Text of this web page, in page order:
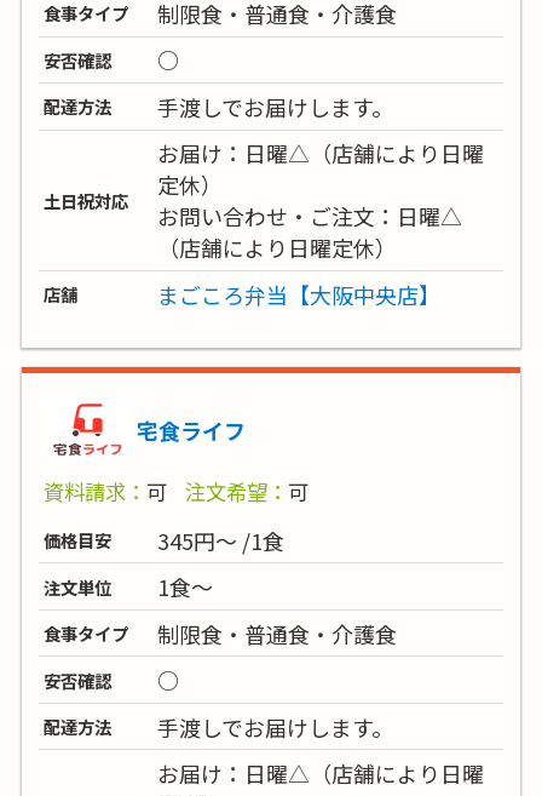
食事タイプ 制限食・普通食・介護食
安否確認 ○
配達方法 手渡しでお届けします。
土日祝対応
お届け：日曜△（店舗により日曜
定休）
お問い合わせ・ご注文：日曜△
（店舗により日曜定休）
店舗 まごころ弁当【大阪中央店】
宅食ライフ
資料請求： 可 注文希望： 可
価格目安 345円～ /1食
注文単位 1食～
食事タイプ 制限食・普通食・介護食
安否確認 ○
配達方法 手渡しでお届けします。
お届け：日曜△（店舗により日曜